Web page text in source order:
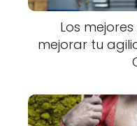
Los
mejorar tu